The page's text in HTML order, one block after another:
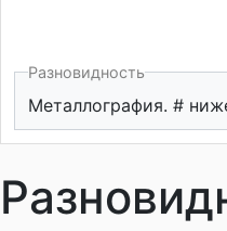
Разновидность
Металлография. #